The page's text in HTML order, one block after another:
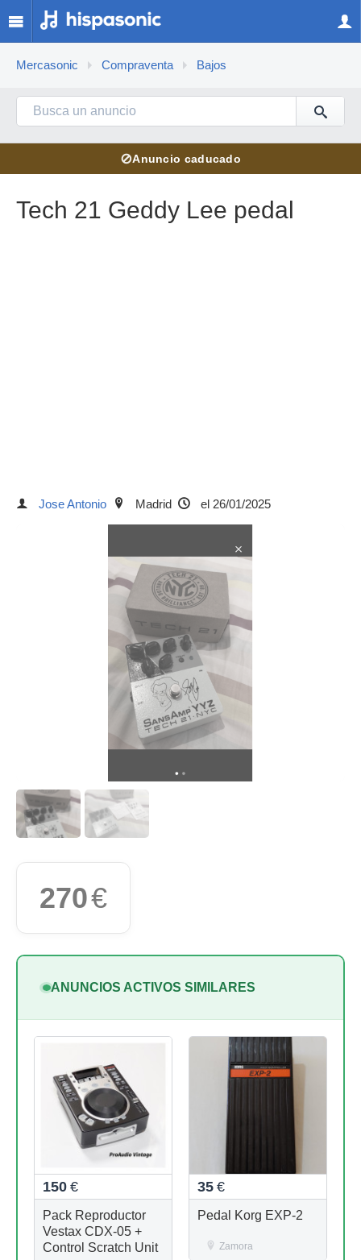
Mercasonic Compraventa Bajos
⊘Anuncio caducado
Tech 21 Geddy Lee pedal
Jose Antonio Madrid el 26/01/2025
270€
ANUNCIOS ACTIVOS SIMILARES
150 €
Pack Reproductor
Vestax CDX-05 +
Control Scratch Unit
35 €
Pedal Korg EXP-2
Zamora